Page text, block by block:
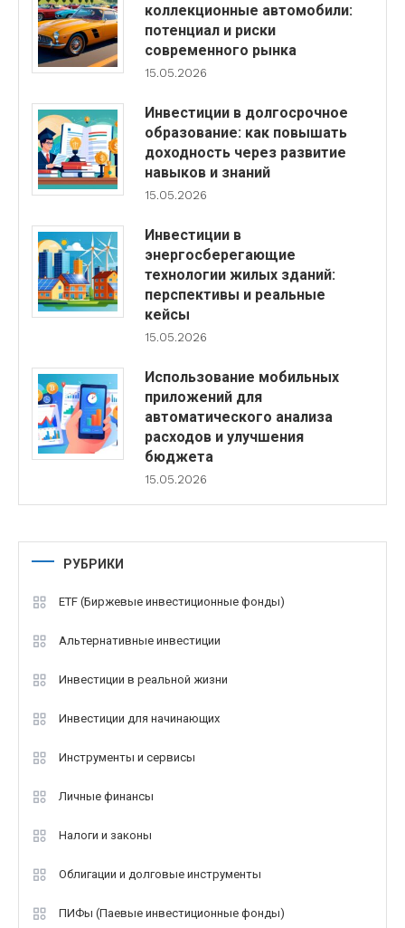
коллекционные автомобили:
потенциал и риски
современного рынка
15.05.2026
Инвестиции в долгосрочное
образование: как повышать
доходность через развитие
навыков и знаний
15.05.2026
Инвестиции в
энергосберегающие
технологии жилых зданий:
перспективы и реальные
кейсы
15.05.2026
Использование мобильных
приложений для
автоматического анализа
расходов и улучшения
бюджета
15.05.2026
РУБРИКИ
ETF (Биржевые инвестиционные фонды)
Альтернативные инвестиции
Инвестиции в реальной жизни
Инвестиции для начинающих
Инструменты и сервисы
Личные финансы
Налоги и законы
Облигации и долговые инструменты
ПИФы (Паевые инвестиционные фонды)